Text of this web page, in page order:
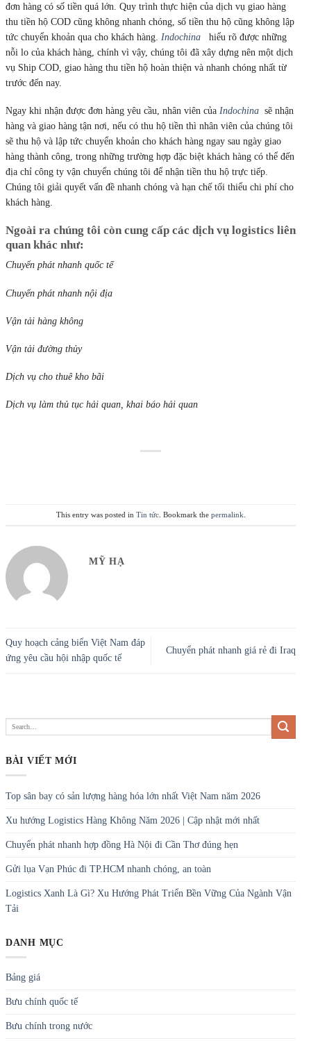
đơn hàng có số tiền quá lớn. Quy trình thực hiện của dịch vụ giao hàng
thu tiền hộ COD cũng không nhanh chóng, số tiền thu hộ cũng không lập
tức chuyển khoản qua cho khách hàng. Indochina
hiểu rõ được những
nỗi lo của khách hàng, chính vì vậy, chúng tôi đã xây dựng nên một dịch
vụ Ship COD, giao hàng thu tiền hộ hoàn thiện và nhanh chóng nhất từ
trước đến nay.
Ngay khi nhận được đơn hàng yêu cầu, nhân viên của Indochina sẽ nhận
hàng và giao hàng tận nơi, nếu có thu hộ tiền thì nhân viên của chúng tôi
sẽ thu hộ và lập tức chuyển khoản cho khách hàng ngay sau ngày giao
hàng thành công, trong những trường hợp đặc biệt khách hàng có thể đến
địa chỉ công ty vận chuyển chúng tôi để nhận tiền thu hộ trực tiếp.
Chúng tôi giải quyết vấn đề nhanh chóng và hạn chế tối thiểu chi phí cho
khách hàng.
Ngoài ra chúng tôi còn cung cấp các dịch vụ logistics liên
quan khác như:
Chuyển phát nhanh quốc tế
Chuyển phát nhanh nội địa
Vận tải hàng không
Vận tải đường thủy
Dịch vụ cho thuê kho bãi
Dịch vụ làm thủ tục hải quan, khai báo hải quan
This entry was posted in Tin tức. Bookmark the permalink
MỸ HẠ
Quy hoạch cảng biển Việt Nam đáp
ứng yêu cầu hội nhập quốc tế
Chuyển phát nhanh giá rẻ đi Iraq
BÀI VIẾT MỚI
Top sân bay có sản lượng hàng hóa lớn nhất Việt Nam năm 2026
Xu hướng Logistics Hàng Không Năm 2026 | Cập nhật mới nhất
Chuyển phát nhanh hợp đồng Hà Nội đi Cần Thơ đúng hẹn
Gửi lụa Vạn Phúc đi TP.HCM nhanh chóng, an toàn
Logistics Xanh Là Gì? Xu Hướng Phát Triển Bền Vững Của Ngành Vận
Tải
DANH MỤC
Bảng giá
Bưu chính quốc tế
Bưu chính trong nước